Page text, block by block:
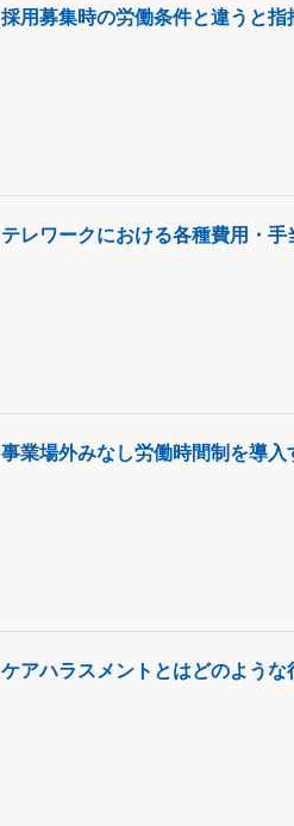
採用募集時の労働条件と違うと指
テレワークにおける各種費用・手
事業場外みなし労働時間制を導入
ケアハラスメントとはどのような